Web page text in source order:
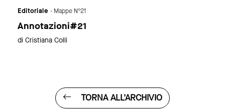
Editoriale - Mappe N°21
Annotazioni#21
di Cristiana Colli
TORNA ALL'ARCHIVIO